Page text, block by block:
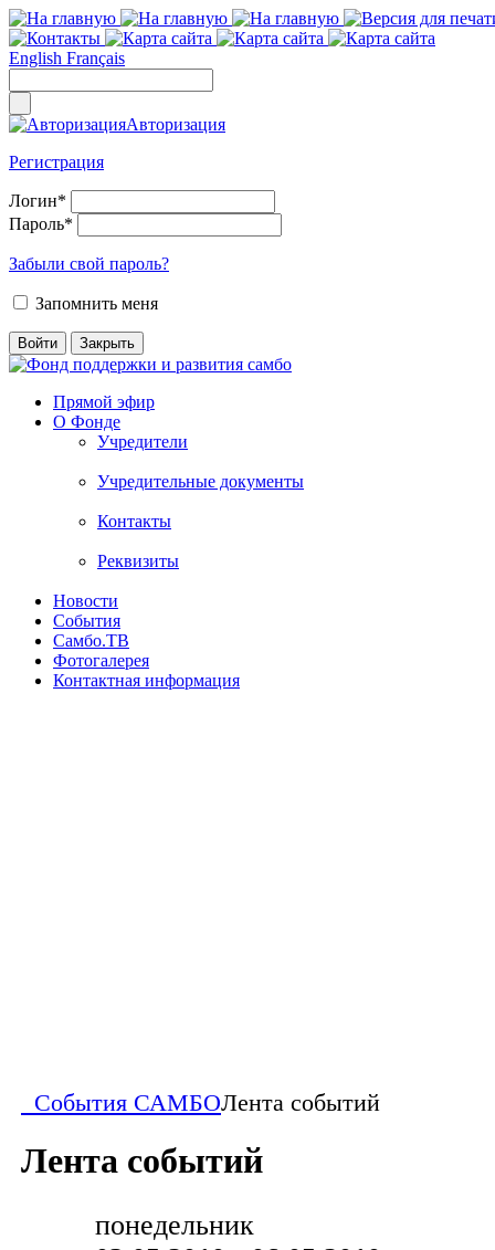
English Français
Авторизация
Регистрация
Логин*
Пароль*
Забыли свой пароль?
Запомнить меня
Прямой эфир
О Фонде
Учредители
Учредительные документы
Контакты
Реквизиты
Новости
События
Самбо.ТВ
Фотогалерея
Контактная информация
События САМБОЛента событий
Лента событий
понедельник